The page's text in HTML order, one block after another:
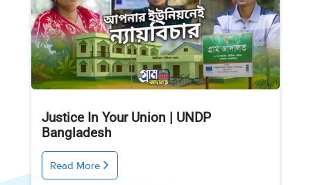
Justice In Your Union | UNDP
Bangladesh
Read More